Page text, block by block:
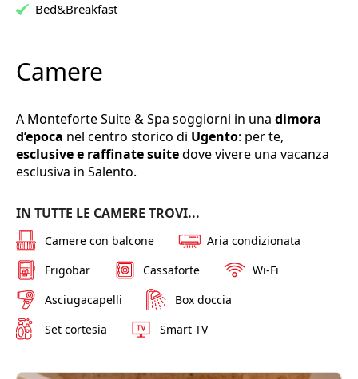
Bed&Breakfast
Camere
A Monteforte Suite & Spa soggiorni in una dimora
d’epoca nel centro storico di Ugento: per te,
esclusive e raffinate suitedove vivere una vacanza
esclusiva in Salento.
IN TUTTE LE CAMERE TROVI...
Camere con balcone
Aria condizionata
Frigobar
Cassaforte
Wi-Fi
Asciugacapelli
Box doccia
Set cortesia
Smart TV